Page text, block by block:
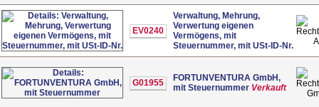
EV0240
Verwaltung, Mehrung,
Verwertung eigenen
Vermögens, mit
Steuernummer, mit USt-ID-Nr.
G01955
FORTUNVENTURA GmbH,
mit Steuernummer Verkauft